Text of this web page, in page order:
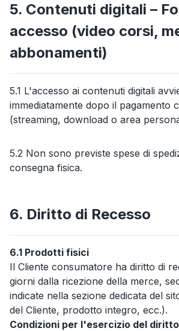
5. Contenuti digitali –
accesso (video corsi,
abbonamenti)
5.1 L'accesso ai contenuti digitali
immediatamente dopo il pagamento
(streaming, download o area
5.2 Non sono previste spese di
consegna fisica.
6. Diritto di Recesso
6.1 Prodotti fisici
Il Cliente consumatore ha diritto di
giorni dalla ricezione della merce,
indicate nella sezione dedicata del
del Cliente, prodotto integro, ecc.).
Condizioni per l'esercizio del